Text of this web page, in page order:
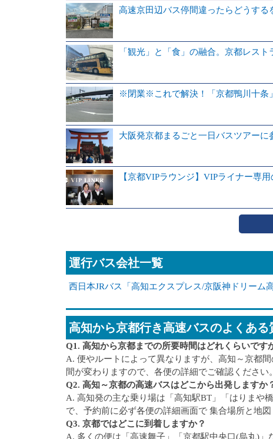
高速京田辺バス停間違ったらどうする
「観光」と「食」の融合。京都レスト
※閉業※これで解決！「京都鴨川十条
大阪発京都まるごと一日バスツアーに
【京都VIPラウンジ】VIPライナー専
運行バス会社一覧
西日本JRバス「高知エクスプレス/京阪神ドリーム高
高知から京都行き高速バスのよくある
Q1. 高知から京都までの所要時間はどれくらいです
A. 便やルートによって異なりますが、高知～京都
間が変わりますので、各便の詳細でご確認ください。
Q2. 高知～京都の高速バスはどこから出発しますか
A. 高知発の主な乗り場は「高知駅BT」「はりまや
で、予約前に必ず各便の詳細画面で 集合場所と地図
Q3. 京都ではどこに到着しますか？
A. 多くの便は「高速舞子」「京都駅中央口(烏丸)